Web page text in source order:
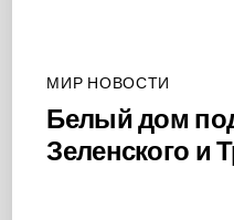
МИР НОВОСТИ
Белый дом
Зеленского и